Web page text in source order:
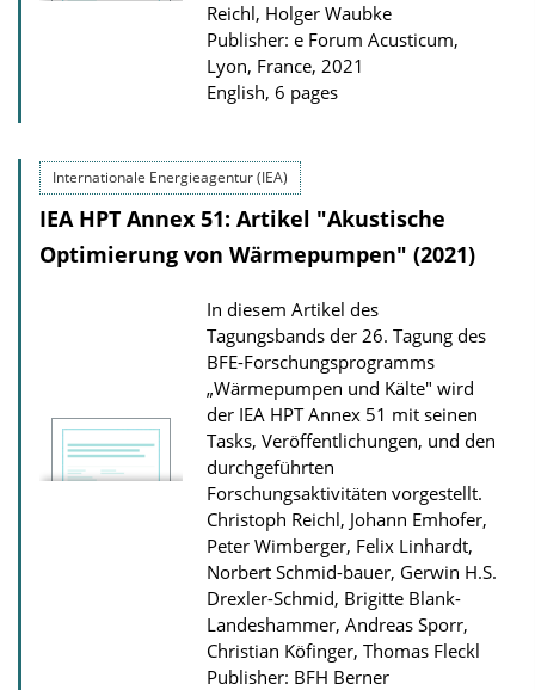
o
a
d
Reichl, Holger Waubke
Publisher: e Forum Acusticum,
Lyon, France, 2021
English, 6 pages
Internationale Energieagentur (IEA)
IEA HPT Annex 51: Artikel "Akustische
Optimierung von Wärmepumpen" (2021)
In diesem Artikel des
Tagungsbands der 26. Tagung des
BFE-Forschungsprogramms
„Wärmepumpen und Kälte" wird
der IEA HPT Annex 51 mit seinen
Tasks, Veröffentlichungen, und den
durchgeführten
Forschungsaktivitäten vorgestellt.
Christoph Reichl, Johann Emhofer,
Peter Wimberger, Felix Linhardt,
Norbert Schmid-bauer, Gerwin H.S.
Drexler-Schmid, Brigitte Blank-
Landeshammer, Andreas Sporr,
Christian Köfinger, Thomas Fleckl
Publisher: BFH Berner